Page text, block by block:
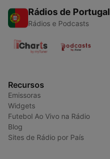
Rádios de Portugal
Rádios e Podcasts
Recursos
Emissoras
Widgets
Futebol Ao Vivo na Rádio
Blog
Sites de Rádio por País